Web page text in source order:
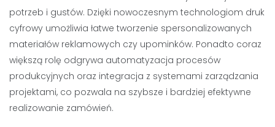
potrzeb i gustów. Dzięki nowoczesnym technologiom druk
cyfrowy umożliwia łatwe tworzenie spersonalizowanych
materiałów reklamowych czy upominków. Ponadto coraz
większą rolę odgrywa automatyzacja procesów
produkcyjnych oraz integracja z systemami zarządzania
projektami, co pozwala na szybsze i bardziej efektywne
realizowanie zamówień.